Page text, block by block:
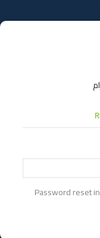
Password reset